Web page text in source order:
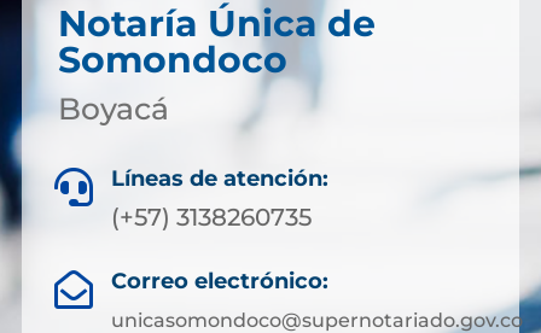
Notaría Única de
Somondoco
Boyacá
 Líneas de atención:
(+57) 3138260735
 Correo electrónico:
unicasomondoco@supernotariado.gov.co